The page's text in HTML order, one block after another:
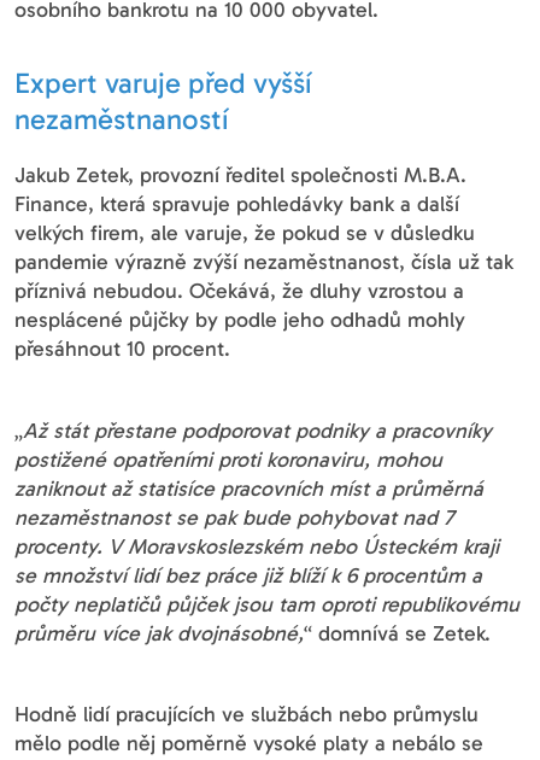
osobního bankrotu na 10 000 obyvatel.
Expert varuje před vyšší
nezaměstnaností
Jakub Zetek, provozní ředitel společnosti M.B.A.
Finance, která spravuje pohledávky bank a další
velkých firem, ale varuje, že pokud se v důsledku
pandemie výrazně zvýší nezaměstnanost, čísla už tak
příznivá nebudou. Očekává, že dluhy vzrostou a
nesplácené půjčky by podle jeho odhadů mohly
přesáhnout 10 procent.
„Až stát přestane podporovat podniky a pracovníky
postižené opatřeními proti koronaviru, mohou
zaniknout až statisíce pracovních míst a průměrná
nezaměstnanost se pak bude pohybovat nad 7
procenty. V Moravskoslezském nebo Ústeckém kraji
se množství lidí bez práce již blíží k 6 procentům a
počty neplatičů půjček jsou tam oproti republikovému
průměru více jak dvojnásobné,“ domnívá se Zetek.
Hodně lidí pracujících ve službách nebo průmyslu
mělo podle něj poměrně vysoké platy a nebálo se